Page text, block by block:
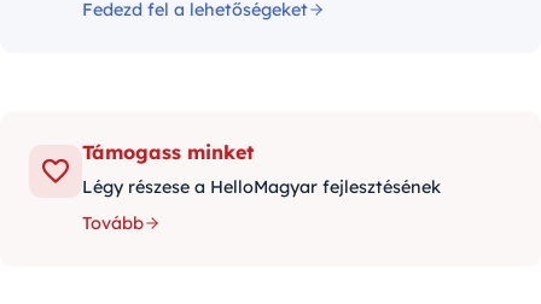
Fedezd fel a lehetőségeket
Támogass minket
Légy részese a HelloMagyar fejlesztésének
Tovább